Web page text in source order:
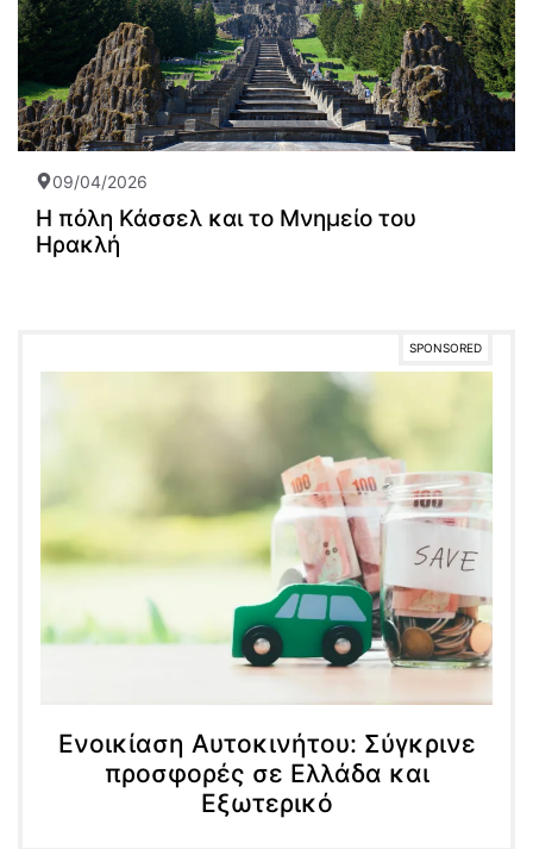
09/04/2026
Η πόλη Κάσσελ και το Μνημείο του
Ηρακλή
SPONSORED
Ενοικίαση Αυτοκινήτου: Σύγκρινε
προσφορές σε Ελλάδα και
Εξωτερικό